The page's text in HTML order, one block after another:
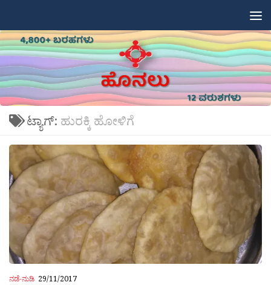
ಟ್ಯಾಗ್: ಹುರಕ್ಕಿ ಹೋಳಿಗೆ
ನಡೆ-ನುಡಿ 29/11/2017